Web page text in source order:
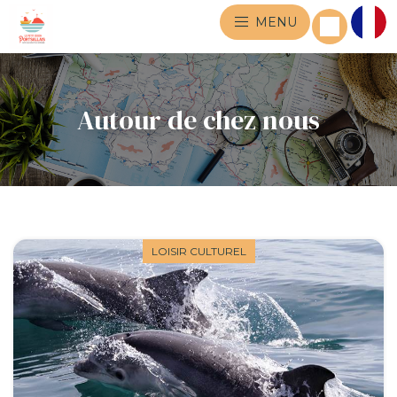
MENU
Autour de chez nous
LOISIR CULTUREL